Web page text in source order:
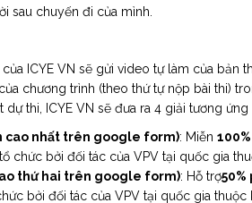
sau chuyến đi của mình.
ICYE VN sẽ gửi video tự làm của
chương trình (theo thứ tự nộp bài thi)
thi, ICYE VN sẽ đưa ra 4 giải tương ứng
cao nhất trên google form): Miễn
chức bởi đối tác của VPV tại quốc gia
thứ hai trên google form): Hỗ trợ50%
bởi đối tác của VPV tại quốc gia thuộc